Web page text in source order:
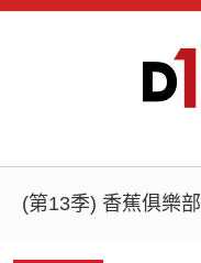
(第13季) 香蕉俱樂部